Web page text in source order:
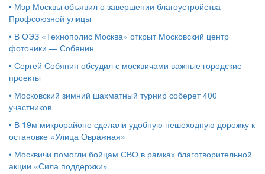
• Мэр Москвы объявил о завершении благоустройства
Профсоюзной улицы
• В ОЭЗ «Технополис Москва» открыт Московский центр
фотоники — Собянин
• Сергей Собянин обсудил с москвичами важные городские
проекты
• Московский зимний шахматный турнир соберет 400
участников
• В 19м микрорайоне сделали удобную пешеходную дорожку к
остановке «Улица Овражная»
• Москвичи помогли бойцам СВО в рамках благотворительной
акции «Сила поддержки»